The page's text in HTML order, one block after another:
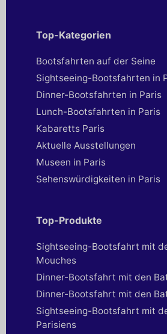
Top-Kategorien
Bootsfahrten auf der Seine
Sightseeing-Bootsfahrten in
Dinner-Bootsfahrten in Paris
Lunch-Bootsfahrten in Paris
Kabaretts Paris
Aktuelle Ausstellungen
Museen in Paris
Sehenswürdigkeiten in Paris
Top-Produkte
Sightseeing-Bootsfahrt mit
Mouches
Dinner-Bootsfahrt mit den
Dinner-Bootsfahrt mit den
Sightseeing-Bootsfahrt mit
Parisiens